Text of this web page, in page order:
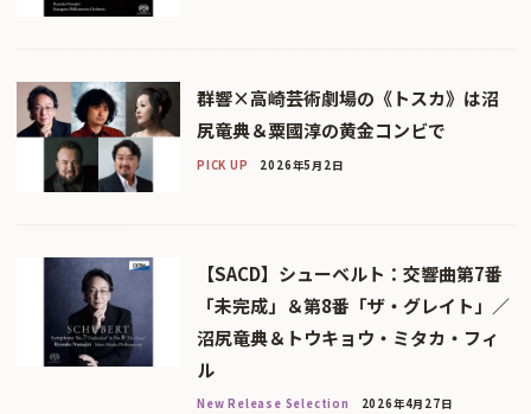
群響×高崎芸術劇場の《トスカ》は沼
尻竜典＆粟國淳の黄金コンビで
PICK UP 2026年5月2日
【SACD】シューベルト：交響曲第7番
「未完成」＆第8番「ザ・グレイト」／
沼尻竜典＆トウキョウ・ミタカ・フィ
ル
New Release Selection 2026年4月27日